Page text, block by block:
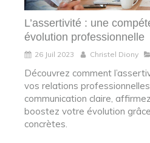
L’assertivité : une
évolution professionnelle
26 Juil 2023 Christel Diony
Découvrez comment
vos relations
communication claire,
boostez votre évolution
concrètes.